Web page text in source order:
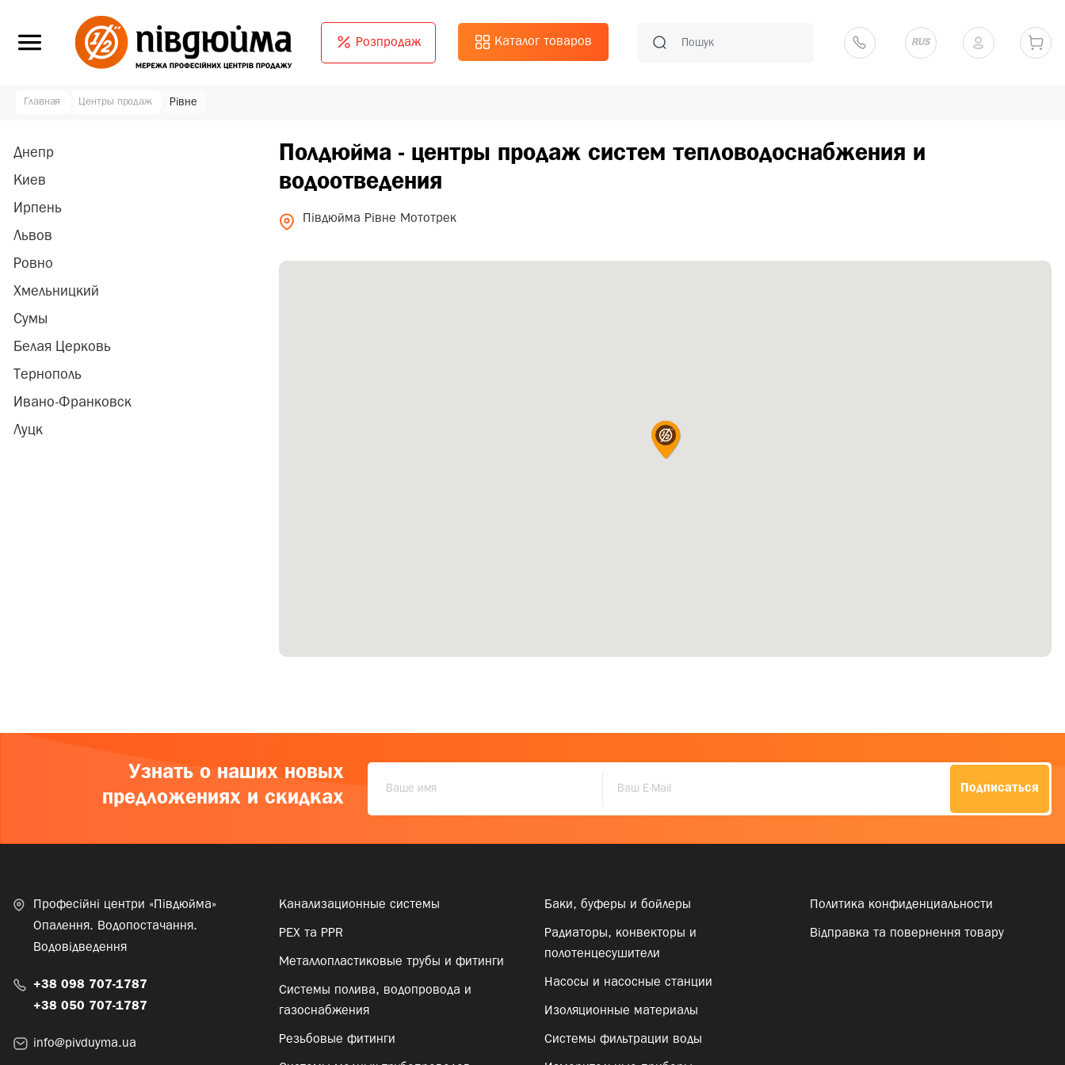
Розпродаж Каталог товаров RUS
Главная Центры продаж Рівне
Днепр
Киев
Ирпень
Львов
Ровно
Хмельницкий
Сумы
Белая Церковь
Тернополь
Ивано-Франковск
Луцк
Полдюйма - центры продаж систем тепловодоснабжения и
водоотведения
Півдюйма Рівне Мототрек
Узнать о наших новых
предложениях и скидках
Подписаться
Професійні центри «Півдюйма»
Опалення. Водопостачання.
Водовідведення
+38 098 707-1787
+38 050 707-1787
info@pivduyma.ua
Канализационные системы
PEX та PPR
Металлопластиковые трубы и фитинги
Системы полива, водопровода и
газоснабжения
Резьбовые фитинги
Баки, буферы и бойлеры
Радиаторы, конвекторы и
полотенцесушители
Насосы и насосные станции
Изоляционные материалы
Системы фильтрации воды
Политика конфиденциальности
Відправка та повернення товару